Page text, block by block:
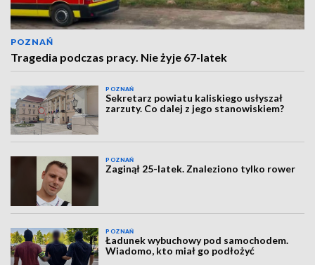
POZNAŃ
Tragedia podczas pracy. Nie żyje 67-latek
POZNAŃ
Sekretarz powiatu kaliskiego usłyszał
zarzuty. Co dalej z jego stanowiskiem?
POZNAŃ
Zaginął 25-latek. Znaleziono tylko rower
POZNAŃ
Ładunek wybuchowy pod samochodem.
Wiadomo, kto miał go podłożyć